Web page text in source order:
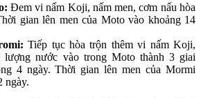
Đem vi nấm Koji, nấm men, cơm nấu hòa
gian lên men của Moto vào khoảng 14
Tiếp tục hòa trộn thêm vi nấm Koji,
lượng nước vào trong Moto thành 3 giai
4 ngày. Thời gian lên men của Mormi
ngày.